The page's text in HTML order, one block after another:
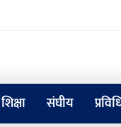
शिक्षा संघीय